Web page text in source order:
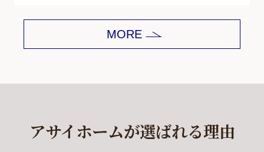
平素は格別のご愛顧を賜り、誠にありがとうご
下記期間をゴールデンウィーク休業とさせて頂
休業期間中に頂きましたお問い合わせにつきま
MORE
アサイホームが選ばれる理由